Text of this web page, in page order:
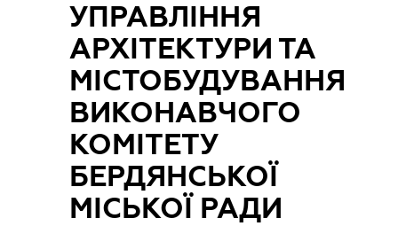
УПРАВЛІННЯ
АРХІТЕКТУРИ ТА
МІСТОБУДУВАННЯ
ВИКОНАВЧОГО
КОМІТЕТУ
БЕРДЯНСЬКОЇ
МІСЬКОЇ РАДИ